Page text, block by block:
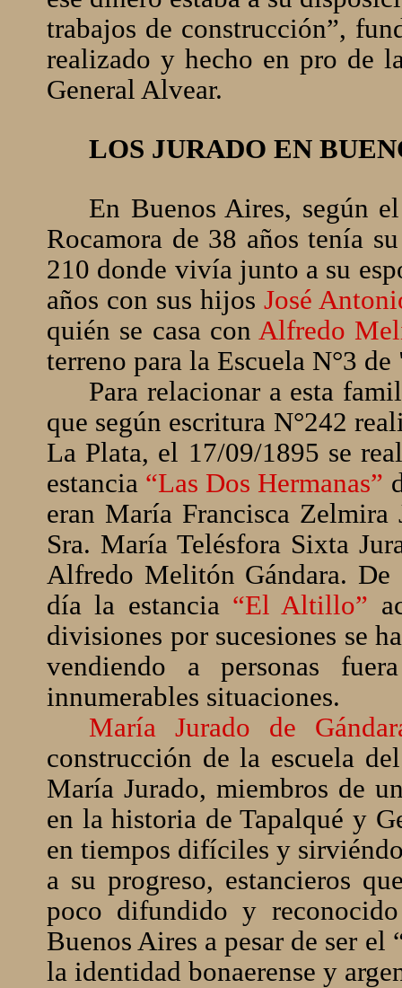
trabajos de construcción”,
realizado y hecho en pro de
General Alvear.
LOS JURADO EN
En Buenos Aires, según
Rocamora de 38 años tenía
210 donde vivía junto a su
años con sus hijos José
quién se casa con Alfredo
terreno para la Escuela N°3 de
Para relacionar a esta
que según escritura N°242
La Plata, el 17/09/1895 se
estancia “Las Dos Hermanas”
eran María Francisca
Sra. María Telésfora Sixta
Alfredo Melitón Gándara.
día la estancia “El Altillo”
divisiones por sucesiones se
vendiendo a personas
innumerables situaciones.
María Jurado de
construcción de la escuela
María Jurado, miembros de
en la historia de Tapalqué y
en tiempos difíciles y
a su progreso, estancieros
poco difundido y
Buenos Aires a pesar de ser
la identidad bonaerense y